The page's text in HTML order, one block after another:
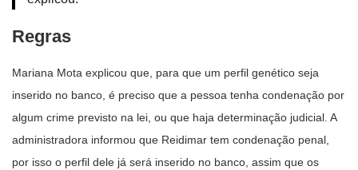
Regras
Mariana Mota explicou que, para que um perfil genético seja
inserido no banco, é preciso que a pessoa tenha condenação por
algum crime previsto na lei, ou que haja determinação judicial. A
administradora informou que Reidimar tem condenação penal,
por isso o perfil dele já será inserido no banco, assim que os